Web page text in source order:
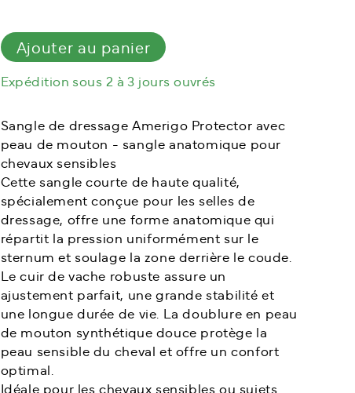
de
dressage
en
Ajouter au panier
Expédition sous 2 à 3 jours ouvrés
Sangle de dressage Amerigo Protector avec
peau de mouton - sangle anatomique pour
chevaux sensibles
Cette sangle courte de haute qualité,
spécialement conçue pour les selles de
dressage, offre une forme anatomique qui
répartit la pression uniformément sur le
sternum et soulage la zone derrière le coude.
Le cuir de vache robuste assure un
ajustement parfait, une grande stabilité et
une longue durée de vie. La doublure en peau
de mouton synthétique douce protège la
peau sensible du cheval et offre un confort
optimal.
Idéale pour les chevaux sensibles ou sujets